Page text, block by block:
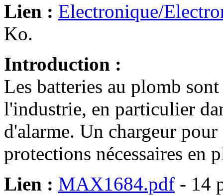
Lien : Electronique/
Ko.
Introduction :
Les batteries au plomb
l'industrie, en particulier
d'alarme. Un chargeur
protections nécessaires en
Lien : MAX1684.pdf - 14